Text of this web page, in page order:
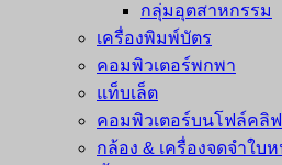
กลุ่มอุตสาหกรรม
เครื่องพิมพ์บัตร
คอมพิวเตอร์พกพา
แท็บเล็ต
คอมพิวเตอร์บนโฟล์คลิ
กล้อง & เครื่องจดจำใบ